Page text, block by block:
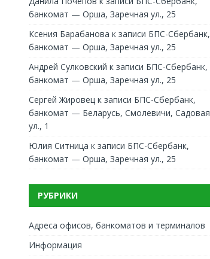
банкомат — Орша, Заречная ул., 25
Ксения Барабанова к записи БПС-Сбербанк,
банкомат — Орша, Заречная ул., 25
Андрей Сулковский к записи БПС-Сбербанк,
банкомат — Орша, Заречная ул., 25
Сергей Жировец к записи БПС-Сбербанк,
банкомат — Беларусь, Смолевичи, Садовая
ул., 1
Юлия Ситница к записи БПС-Сбербанк,
банкомат — Орша, Заречная ул., 25
РУБРИКИ
Адреса офисов, банкоматов и терминалов
Информация